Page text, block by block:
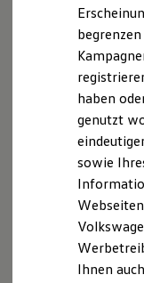
Original
Elektrisch &
Elektro -
Reichweite
Förderung
zu forschen, die
hinweisen.
Verpflichtungen
Nutzung von
Gesetzen
diesbezügliche
Zeitpunkt der
entsprechenden
diese Inhalte
Haftung für Links
haben
genutzt
sowie
Ihnen